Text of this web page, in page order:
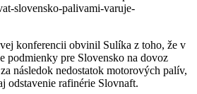
slovensko-palivami-varuje-
konferencii obvinil Sulíka z toho, že v
podmienky pre Slovensko na dovoz
následok nedostatok motorových palív,
odstavenie rafinérie Slovnaft.